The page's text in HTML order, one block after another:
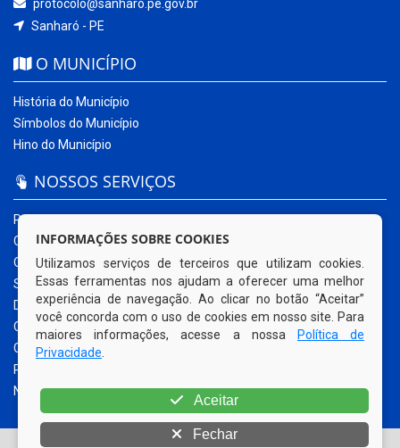
protocolo@sanharo.pe.gov.br
Sanharó - PE
O MUNICÍPIO
História do Município
Símbolos do Município
Hino do Município
NOSSOS SERVIÇOS
Portal da Transparência
Carta de Serviços ao Usuário
Ouvidoria Municipal
Sistema Eletrônico – e-SIC
Diário Oficial
Quadro de Avisos
Contracheque Online
Portal do Contribuinte
Nota Fiscal Eletrônica
INFORMAÇÕES SOBRE COOKIES
Utilizamos serviços de terceiros que utilizam cookies.
Essas ferramentas nos ajudam a oferecer uma melhor
experiência de navegação. Ao clicar no botão “Aceitar”
você concorda com o uso de cookies em nosso site. Para
maiores informações, acesse a nossa
Política de
Privacidade
Aceitar
Fechar